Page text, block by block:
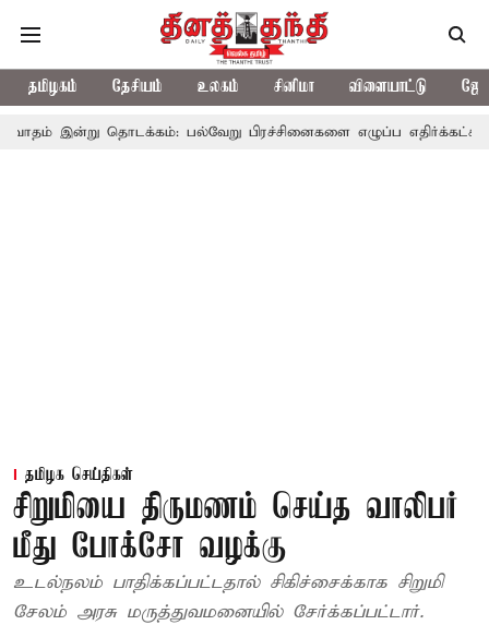
தமிழகம் தேசியம் உலகம் சினிமா விளையாட்டு
பல்வேறு பிரச்சினைகளை எழுப்ப எதிர்க்கட்சிகள் திட்டம்
தமிழக செய்திகள்
சிறுமியை திருமணம் செய்த வாலிபர்
மீது போக்சோ வழக்கு
உடல்நலம் பாதிக்கப்பட்டதால் சிகிச்சைக்காக சிறுமி
சேலம் அரசு மருத்துவமனையில் சேர்க்கப்பட்டார்.